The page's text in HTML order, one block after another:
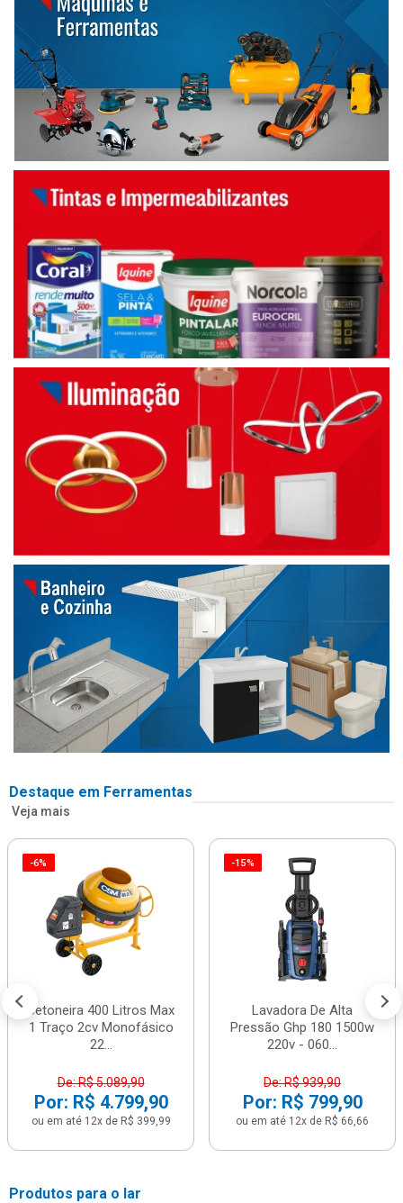
Destaque em Ferramentas
Veja mais
-6%
Betoneira 400 Litros Max
1 Traço 2cv Monofásico
22...
De: R$ 5.089,90
Por: R$ 4.799,90
ou em até 12x de R$ 399,99
-15%
Lavadora De Alta
Pressão Ghp 180 1500w
220v - 060...
De: R$ 939,90
Por: R$ 799,90
ou em até 12x de R$ 66,66
Produtos para o lar